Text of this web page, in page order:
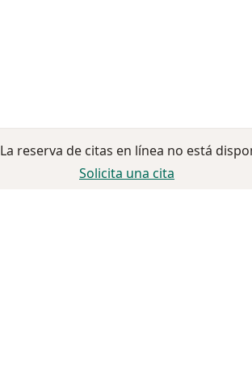
La reserva de citas en línea no está
Solicita una cita